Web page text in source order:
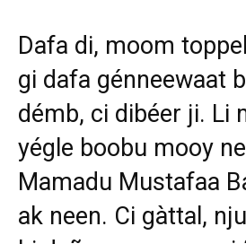
Dafa di, moom
gi dafa génneewaat
démb, ci dibéer ji. Li
yégle boobu mooy
Mamadu Mustafaa
ak neen. Ci gàttal,